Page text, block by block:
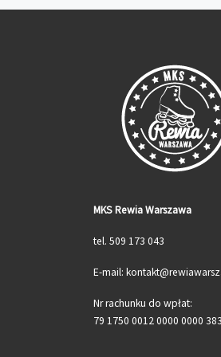
MKS Rewia Warszawa
tel. 509 173 043
E-mail:
Nr rachunku do wpłat:
79 1750 0012 0000 0000